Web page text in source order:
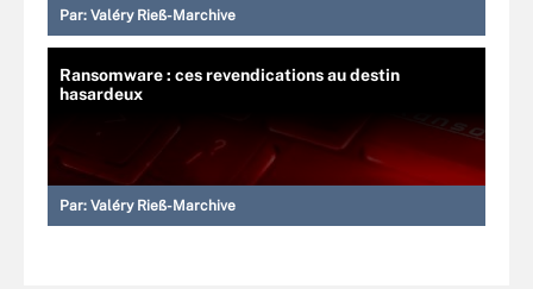
Par: Valéry Rieß-Marchive
Ransomware : ces revendications au destin
hasardeux
Par: Valéry Rieß-Marchive